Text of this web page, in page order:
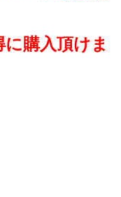
購入頂けま